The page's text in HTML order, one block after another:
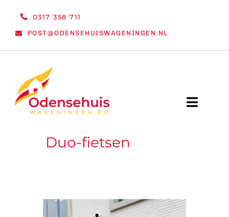
0317 358 711
POST@ODENSEHUISWAGENINGEN.NL
Toggle
WELKOMDuo-fietsen